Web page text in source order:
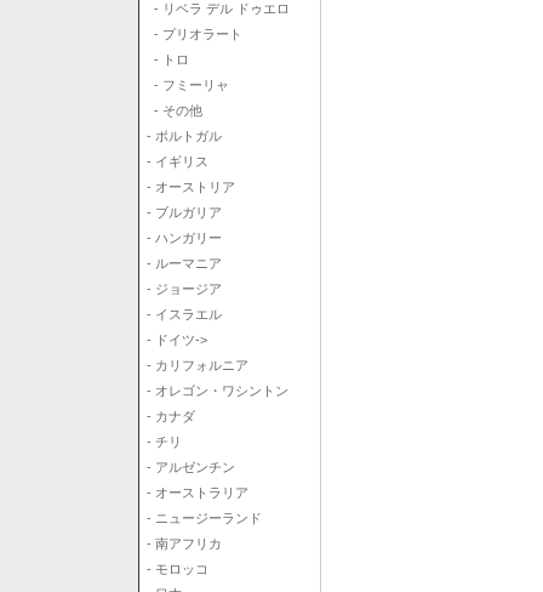
- リベラ デル ドゥエロ
- プリオラート
- トロ
- フミーリャ
- その他
- ポルトガル
- イギリス
- オーストリア
- ブルガリア
- ハンガリー
- ルーマニア
- ジョージア
- イスラエル
- ドイツ->
- カリフォルニア
- オレゴン・ワシントン
- カナダ
- チリ
- アルゼンチン
- オーストラリア
- ニュージーランド
- 南アフリカ
- モロッコ